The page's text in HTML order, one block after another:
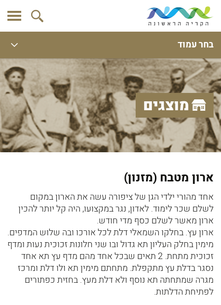
בחר עמוד
מוצגים
ארון מטבח (מזנון)
אחד מהורי ילדי הגן של ציפורה עשה את הארון במקום
לשלם שכר לימוד. לאדון, נגר במקצועו, היה קל יותר להכין
ארון מאשר לשלם כסף מדי חודש.
ארון עץ. בחלקו השמאלי דלת לכל אורכו ובה שלוש המדפים.
מימין בחלק העליון תא גדול ובו שני חלונות זכוכית נעות ומדף
זכוכית מתחת. 2 תאים שבכל אחד מהם מדף עץ תא אחד
נסגר בדלת עץ מתקפלת. מתחתם מימין תא ולו דלת ומרכז
מגרה שמתחתה תא נוסף ולא דלת מעץ. בחזית כפתורים
לפתיחת הדלתות.